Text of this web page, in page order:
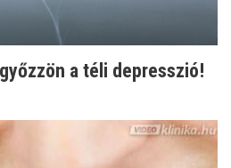
a téli depresszió!